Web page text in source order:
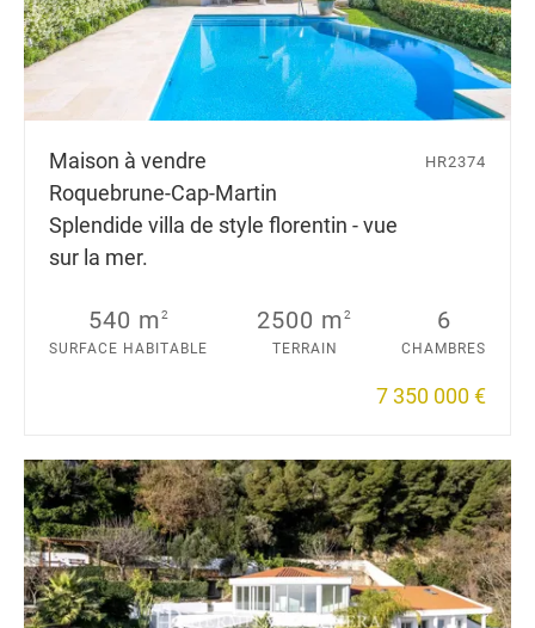
Maison à vendre
Roquebrune-Cap-Martin
Splendide villa de style florentin - vue
sur la mer.
HR2374
540 m2
SURFACE HABITABLE
2500 m2
TERRAIN
6
CHAMBRES
7 350 000 €